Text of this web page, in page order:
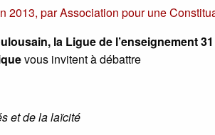
2013,parAssociation pour une
la Ligue de l’enseignement 31
vous invitent à débattre
et de la laïcité